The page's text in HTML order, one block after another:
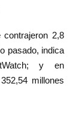
2,8
pasado, indica
y en
millones